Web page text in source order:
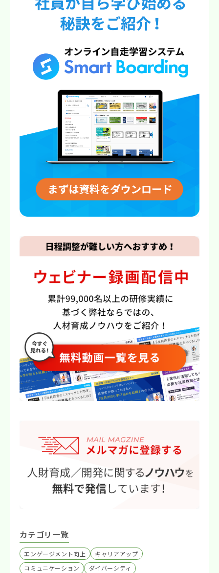
カテゴリ一覧
エンゲージメント向上
キャリアアップ
コミュニケーション
ダイバーシティ